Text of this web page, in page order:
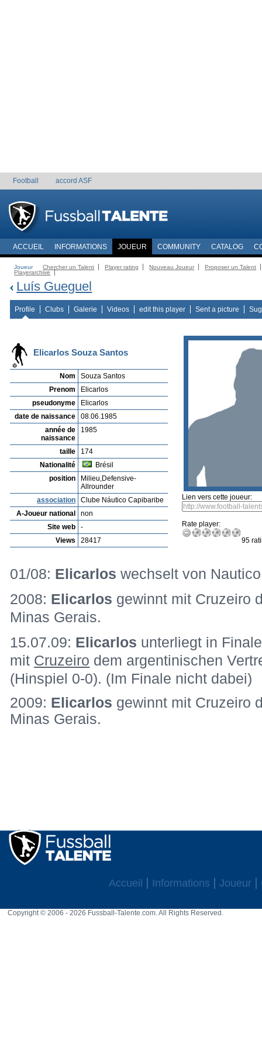
Football accord ASF
ACCUEIL INFORMATIONS JOUEUR COMMUNITY CATALOG
Joueur Chercher un Talent Player rating Nouveau Joueur
Proposer un Talent
Playerarchive
Luís Gueguel
Profile Clubs Galerie Videos edit this player Sent a picture
Elicarlos Souza Santos
Nom
Souza Santos
Prenom
Elicarlos
pseudonyme
Elicarlos
date de naissance
08.06.1985
année de
naissance
1985
taille
174
Nationalité
Brésil
position
Milieu,Defensive-
Allrounder
association
Clube Náutico Capibaribe
A-Joueur national
non
Site web
-
Views
28417
Lien vers cette joueur:
Rate player:
95
01/08: Elicarlos wechselt von
2008: Elicarlos gewinnt mit Cruzeiro
Minas Gerais.
15.07.09: Elicarlos unterliegt in
mit Cruzeiro dem argentinischen
(Hinspiel 0-0). (Im Finale nicht dabei)
2009: Elicarlos gewinnt mit Cruzeiro
Minas Gerais.
Accueil Informations Joueur
Copyright © 2006 - 2026 Fussball-Talente.com. All Rights Reserved.